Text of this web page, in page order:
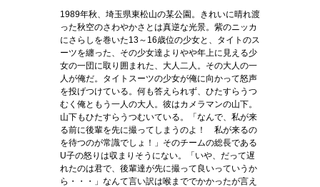
1989年秋、埼玉県東松山の某公園。きれいに晴れ渡
った秋空のさわやかさとは真逆な光景。紫のニッカ
にさらしを巻いた13～16歳位の少女と、タイトのス
ーツを纏った、その少女達よりやや年上に見える少
女の一団に取り囲まれた、大人二人。その大人の一
人が俺だ。タイトスーツの少女が俺に向かって怒声
を投げつけている。何も答えられず、ひたすらうつ
むく俺ともう一人の大人。彼はカメラマンの山下。
山下もひたすらうつむいている。「なんで、私が来
る前に後輩を先に撮ってしまうのよ！ 私が来るの
を待つのが常識でしょ！」そのチームの総長である
U子の怒りは収まりそうにない。「いや、だって遅
れたのは君で、後輩達が先に撮って良いっていうか
ら・・・」なんて言い訳は喉まででかかったが言え